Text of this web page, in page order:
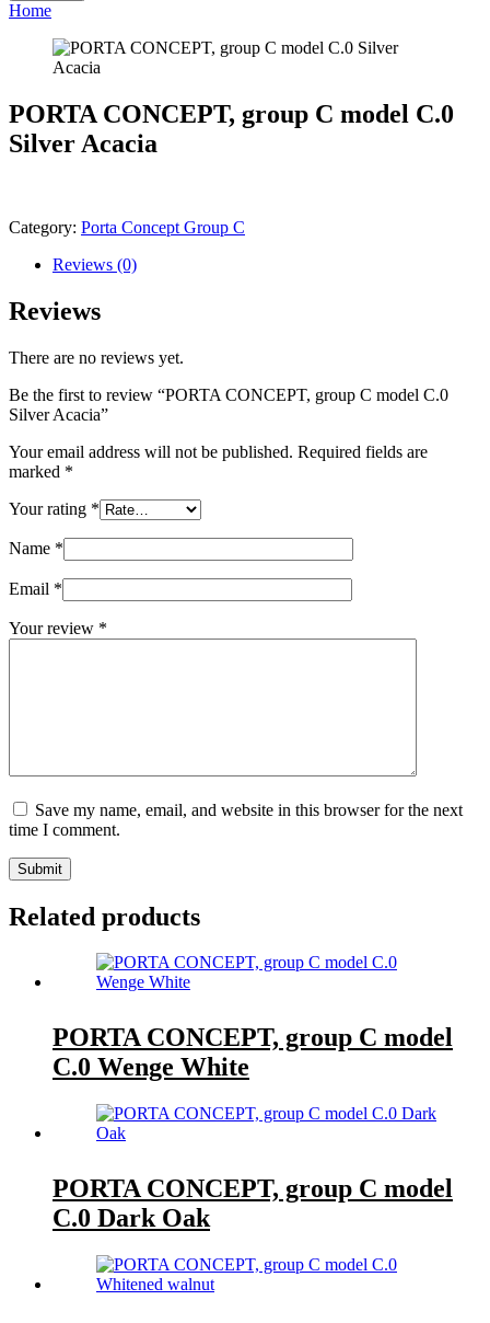
Home
PORTA CONCEPT, group C model C.0
Silver Acacia
Category: Porta Concept Group C
Reviews (0)
Reviews
There are no reviews yet.
Be the first to review “PORTA CONCEPT, group C model C.0
Silver Acacia”
Your email address will not be published. Required fields are
marked *
Your rating *
Name *
Email *
Your review *
Save my name, email, and website in this browser for the next
time I comment.
Submit
Related products
PORTA CONCEPT, group C model
C.0 Wenge White
PORTA CONCEPT, group C model
C.0 Dark Oak